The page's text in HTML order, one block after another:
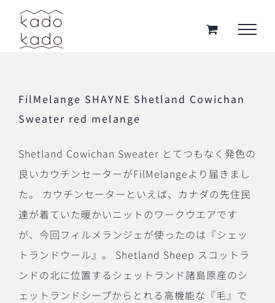
Skip
content
FilMelange SHAYNE Shetland Cowichan
Sweater red melange
Shetland Cowichan Sweater とてつもなく発色の
良いカウチンセーターがFilMelangeより届きまし
た。 カウチンセーターといえば、カナダの先住民
達が着ていた暖かいニットのワークウエアです
が、今回フィルメランジェが使ったのは『シェッ
トランドウール』。 Shetland Sheep スコットラ
ンドの北に位置するシェットランド諸島原産のシ
ェットランドシープからとれる高機能な『毛』で